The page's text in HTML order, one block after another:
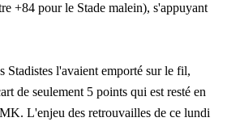
+84 pour le Stade malein), s'appuyant
Stadistes l'avaient emporté sur le fil,
de seulement 5 points qui est resté en
L'enjeu des retrouvailles de ce lundi